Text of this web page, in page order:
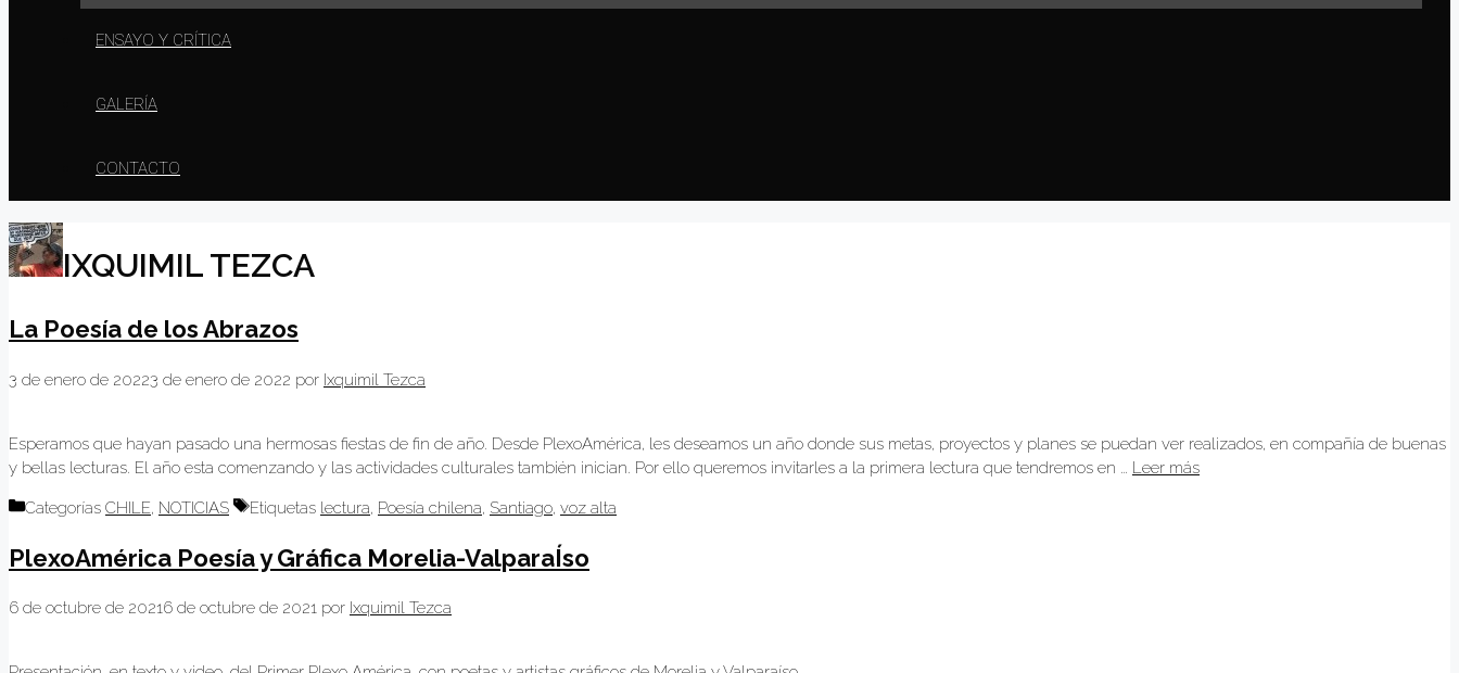
ENSAYO Y CRÍTICA
GALERÍA
CONTACTO
IXQUIMIL TEZCA
La Poesía de los Abrazos​
3 de enero de 20223 de enero de 2022 por Ixquimil Tezca
Esperamos que hayan pasado una hermosas fiestas de fin de año. Desde PlexoAmérica, les deseamos un año donde sus metas, proyectos y planes se puedan ver realizados, en compañía de buenas
y bellas lecturas. El año esta comenzando y las actividades culturales también inician. Por ello queremos invitarles a la primera lectura que tendremos en … Leer más
Categorías CHILE, NOTICIAS Etiquetas lectura, Poesía chilena, Santiago, voz alta
PlexoAmérica Poesía y Gráfica Morelia-ValparaÍso
6 de octubre de 20216 de octubre de 2021 por Ixquimil Tezca